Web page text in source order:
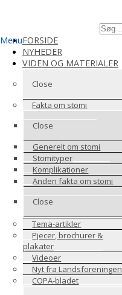
Søg
MenuFORSIDE
NYHEDER
VIDEN OG MATERIALER
Close
Fakta om stomi
Close
Generelt om stomi
Stomityper
Komplikationer
Anden fakta om stomi
Close
Tema-artikler
Pjecer, brochurer &
plakater
Videoer
Nyt fra Landsforeningen
COPA-bladet